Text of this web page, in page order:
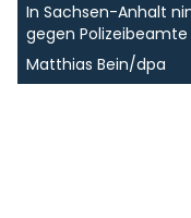
In Sachsen-Anhalt
gegen
Matthias Bein/dpa